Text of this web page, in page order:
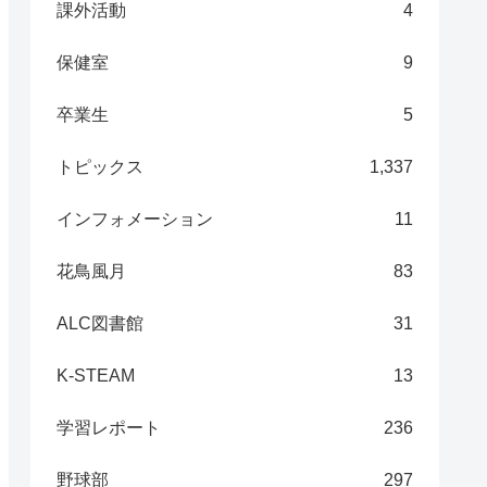
課外活動 4
保健室 9
卒業生 5
トピックス 1,337
インフォメーション 11
花鳥風月 83
ALC図書館 31
K-STEAM 13
学習レポート 236
野球部 297